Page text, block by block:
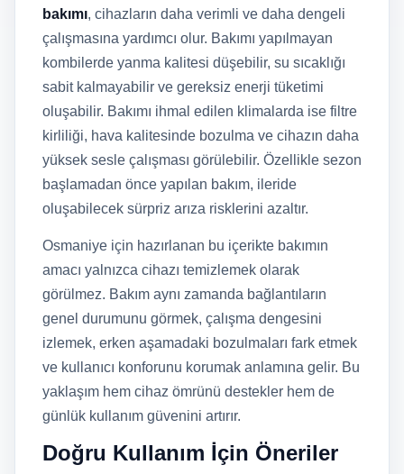
bakımı, cihazların daha verimli ve daha dengeli
çalışmasına yardımcı olur. Bakımı yapılmayan
kombilerde yanma kalitesi düşebilir, su sıcaklığı
sabit kalmayabilir ve gereksiz enerji tüketimi
oluşabilir. Bakımı ihmal edilen klimalarda ise filtre
kirliliği, hava kalitesinde bozulma ve cihazın daha
yüksek sesle çalışması görülebilir. Özellikle sezon
başlamadan önce yapılan bakım, ileride
oluşabilecek sürpriz arıza risklerini azaltır.
Osmaniye için hazırlanan bu içerikte bakımın
amacı yalnızca cihazı temizlemek olarak
görülmez. Bakım aynı zamanda bağlantıların
genel durumunu görmek, çalışma dengesini
izlemek, erken aşamadaki bozulmaları fark etmek
ve kullanıcı konforunu korumak anlamına gelir. Bu
yaklaşım hem cihaz ömrünü destekler hem de
günlük kullanım güvenini artırır.
Doğru Kullanım İçin Öneriler